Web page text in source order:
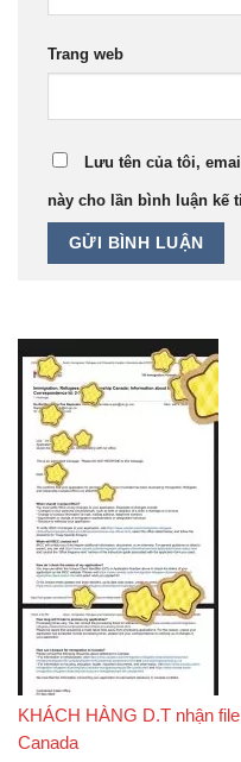
Trang web
Lưu tên của tôi,
này cho lần bình luận kế
KHÁCH HÀNG D.T nhận
Canada